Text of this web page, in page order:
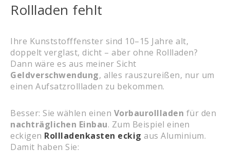
Rollladen fehlt
Ihre Kunststofffenster sind 10–15 Jahre alt,
doppelt verglast, dicht – aber ohne Rollladen?
Dann wäre es aus meiner Sicht
Geldverschwendung, alles rauszureißen, nur um
einen Aufsatzrollladen zu bekommen.
Besser: Sie wählen einen Vorbaurollladen für den
nachträglichen Einbau. Zum Beispiel einen
eckigen Rollladenkasten eckig aus Aluminium.
Damit haben Sie: